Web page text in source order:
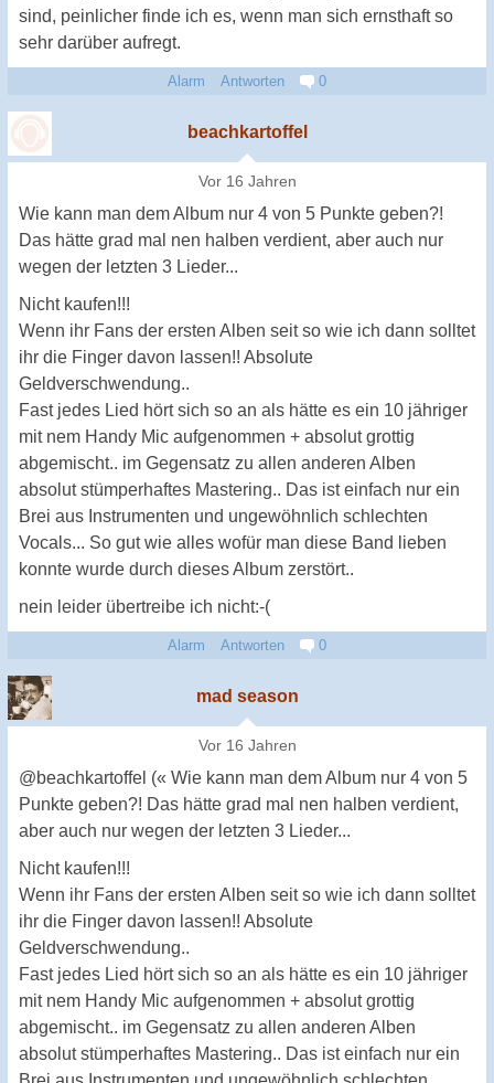
sind, peinlicher finde ich es, wenn man sich ernsthaft so
sehr darüber aufregt.
Alarm Antworten 0
beachkartoffel
Vor 16 Jahren
Wie kann man dem Album nur 4 von 5 Punkte geben?!
Das hätte grad mal nen halben verdient, aber auch nur
wegen der letzten 3 Lieder...
Nicht kaufen!!!
Wenn ihr Fans der ersten Alben seit so wie ich dann solltet
ihr die Finger davon lassen!! Absolute
Geldverschwendung..
Fast jedes Lied hört sich so an als hätte es ein 10 jähriger
mit nem Handy Mic aufgenommen + absolut grottig
abgemischt.. im Gegensatz zu allen anderen Alben
absolut stümperhaftes Mastering.. Das ist einfach nur ein
Brei aus Instrumenten und ungewöhnlich schlechten
Vocals... So gut wie alles wofür man diese Band lieben
konnte wurde durch dieses Album zerstört..
nein leider übertreibe ich nicht:-(
Alarm Antworten 0
mad season
Vor 16 Jahren
@beachkartoffel (« Wie kann man dem Album nur 4 von 5
Punkte geben?! Das hätte grad mal nen halben verdient,
aber auch nur wegen der letzten 3 Lieder...
Nicht kaufen!!!
Wenn ihr Fans der ersten Alben seit so wie ich dann solltet
ihr die Finger davon lassen!! Absolute
Geldverschwendung..
Fast jedes Lied hört sich so an als hätte es ein 10 jähriger
mit nem Handy Mic aufgenommen + absolut grottig
abgemischt.. im Gegensatz zu allen anderen Alben
absolut stümperhaftes Mastering.. Das ist einfach nur ein